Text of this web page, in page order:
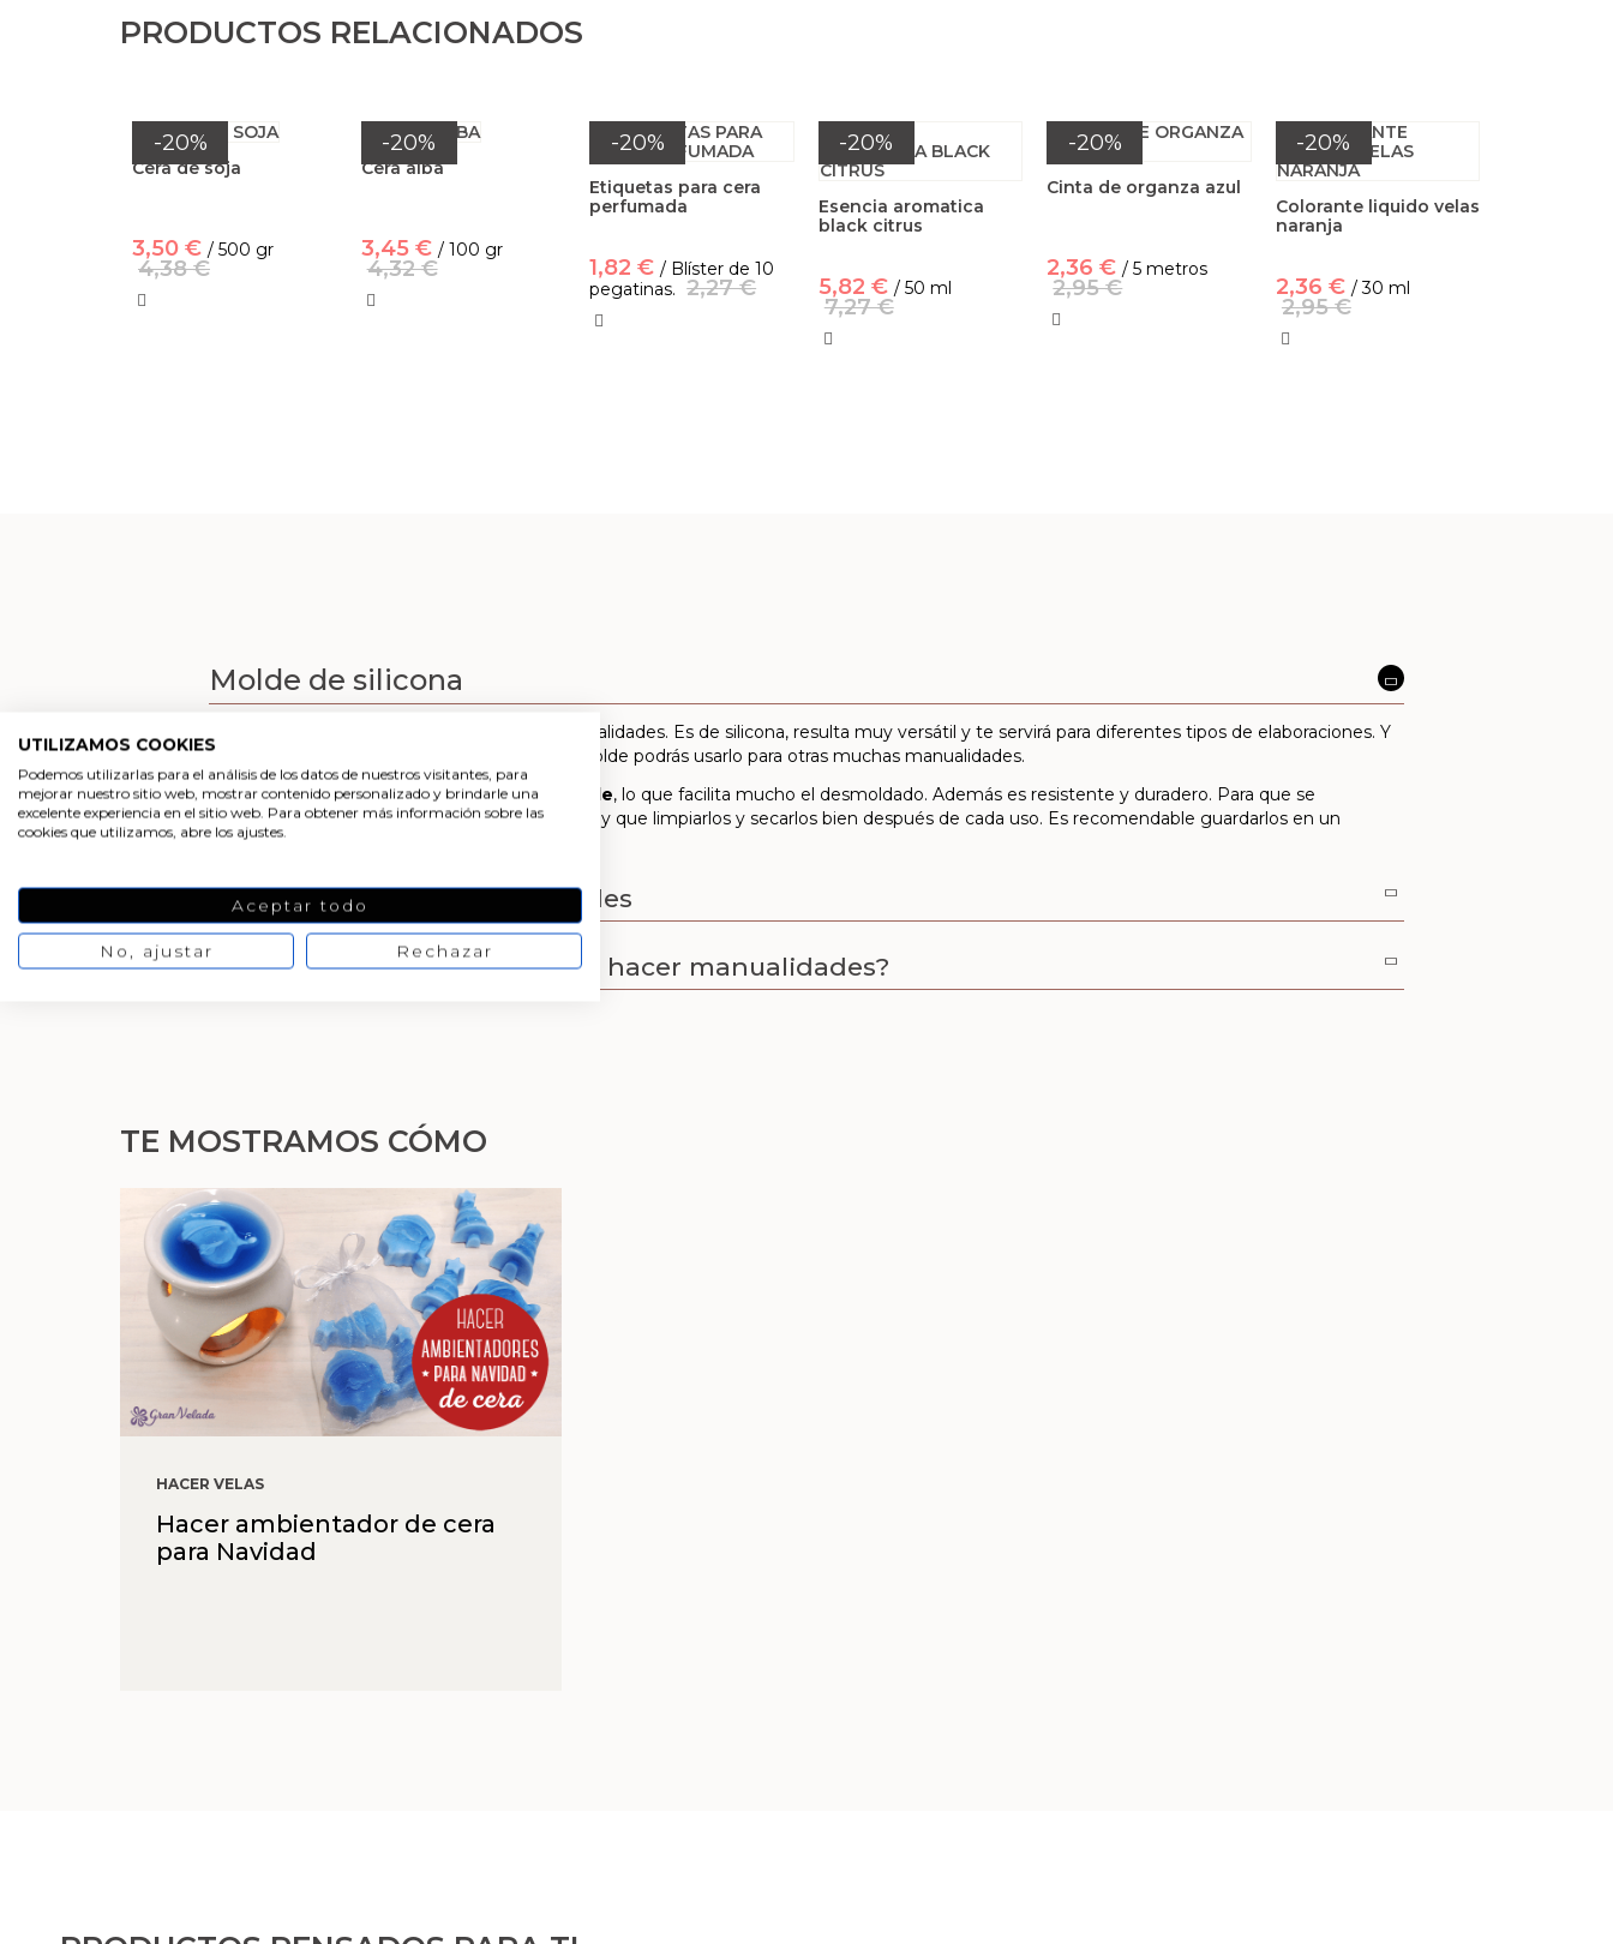
PRODUCTOS RELACIONADOS
-20%
Cera de soja
3,50 € / 500 gr
4,38 €
-20%
Cera alba
3,45 € / 100 gr
4,32 €
-20%
Etiquetas para cera
perfumada
1,82 € / Blíster de 10
pegatinas. 2,27 €
-20%
Esencia aromatica
black citrus
5,82 € / 50 ml
7,27 €
-20%
Cinta de organza azul
2,36 € / 5 metros
2,95 €
-20%
Colorante liquido velas
naranja
2,36 € / 30 ml
2,95 €
Molde de silicona
para hacer jabones y manualidades. Es de silicona, resulta muy versátil y te servirá para diferentes tipos de elaboraciones. Y
es que además de para hacer jabones, este molde podrás usarlo para otras muchas manualidades.
Se caracteriza por serantiadherente y flexible, lo que facilita mucho el desmoldado. Además es resistente y duradero. Para que se
mantengan en buen estado mucho tiempo hay que limpiarlos y secarlos bien después de cada uso. Es recomendable guardarlos en un
espacio sin humedad y sin luz directa.
Molde para hacer manualidades
¿Dónde comprar moldes para hacer manualidades?
TE MOSTRAMOS CÓMO
HACER VELAS
Hacer ambientador de cera
para Navidad
UTILIZAMOS COOKIES
Podemos utilizarlas para el análisis de los datos de nuestros visitantes, para
mejorar nuestro sitio web, mostrar contenido personalizado y brindarle una
excelente experiencia en el sitio web. Para obtener más información sobre las
cookies que utilizamos, abre los ajustes.
Aceptar todo
No, ajustar Rechazar